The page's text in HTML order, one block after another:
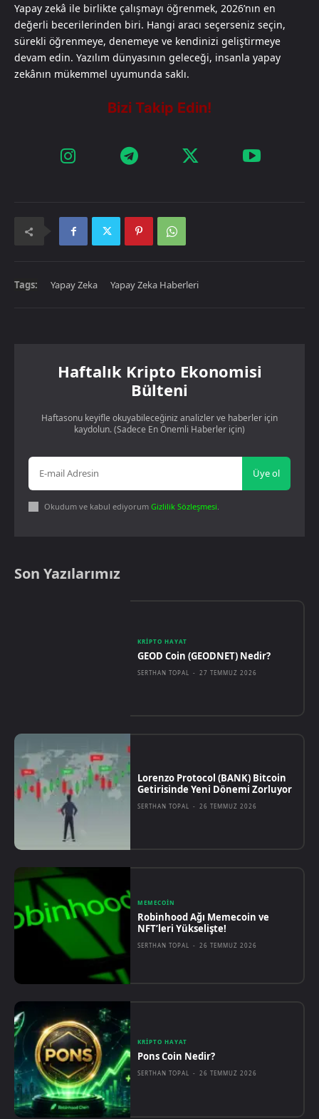
Yapay zekâ ile birlikte çalışmayı öğrenmek, 2026’nın en
değerli becerilerinden biri. Hangi aracı seçerseniz seçin,
sürekli öğrenmeye, denemeye ve kendinizi geliştirmeye
devam edin. Yazılım dünyasının geleceği, insanla yapay
zekânın mükemmel uyumunda saklı.​​​​​​​​​​​​​​​​
Tags: Yapay Zeka Yapay Zeka Haberleri
Haftalık Kripto Ekonomisi
Bülteni
Haftasonu keyifle okuyabileceğiniz analizler ve haberler için
kaydolun. (Sadece En Önemli Haberler için)
Üye ol
Okudum ve kabul ediyorum Gizlilik Sözleşmesi.
Son Yazılarımız
KRIPTO HAYAT
GEOD Coin (GEODNET) Nedir?
SERTHAN TOPAL - 27 TEMMUZ 2026
Lorenzo Protocol (BANK) Bitcoin
Getirisinde Yeni Dönemi Zorluyor
SERTHAN TOPAL - 26 TEMMUZ 2026
MEMECOIN
Robinhood Ağı Memecoin ve
NFT’leri Yükselişte!
SERTHAN TOPAL - 26 TEMMUZ 2026
KRIPTO HAYAT
Pons Coin Nedir?
SERTHAN TOPAL - 26 TEMMUZ 2026